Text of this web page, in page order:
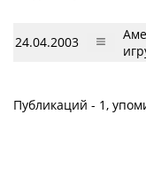
24.04.2003
Публикаций - 1,